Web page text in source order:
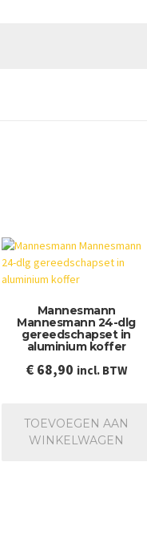
Mannesmann
Mannesmann 24-dlg
gereedschapset in
aluminium koffer
€ 68,90 incl. BTW
TOEVOEGEN AAN
WINKELWAGEN